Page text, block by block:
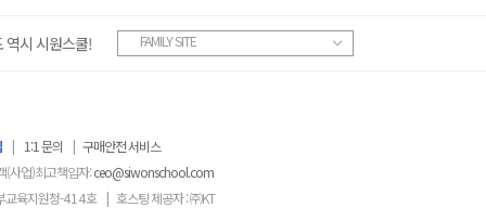
역시 시원스쿨! FAMILY SITE
| 1:1 문의 | 구매안전 서비스
(사업)최고책임자:ceo@siwonschool.com
교육지원청-414호 | 호스팅 제공자 : ㈜KT